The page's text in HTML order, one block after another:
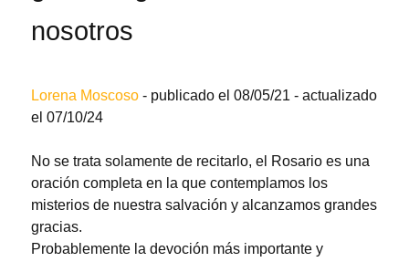
nosotros
Lorena Moscoso - publicado el 08/05/21 - actualizado
el 07/10/24
No se trata solamente de recitarlo, el Rosario es una
oración completa en la que contemplamos los
misterios de nuestra salvación y alcanzamos grandes
gracias.
Probablemente la devoción más importante y